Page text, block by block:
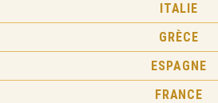
ITALIE
GRÈCE
ESPAGNE
FRANCE